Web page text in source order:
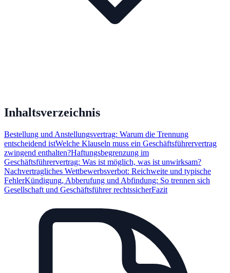
Inhaltsverzeichnis
Bestellung und Anstellungsvertrag: Warum die Trennung
entscheidend istWelche Klauseln muss ein Geschäftsführervertrag
zwingend enthalten?Haftungsbegrenzung im
Geschäftsführervertrag: Was ist möglich, was ist unwirksam?
Nachvertragliches Wettbewerbsverbot: Reichweite und typische
FehlerKündigung, Abberufung und Abfindung: So trennen sich
Gesellschaft und Geschäftsführer rechtssicherFazit